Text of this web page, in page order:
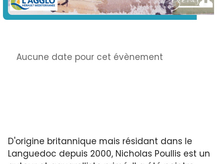
D'origine britannique mais résidant dans le
Languedoc depuis 2000, Nicholas Poullis est un
Info
Aucune date pour cet évènement